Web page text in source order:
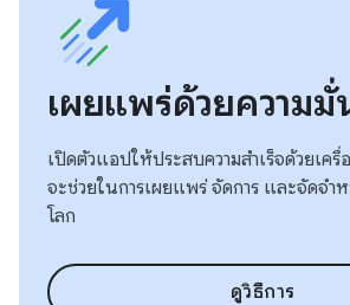
เผยแพร่ด้วยความมั่
เปิดตัวแอปให้ประสบความสำเร็จด้วยเค
จะช่วยในการเผยแพร่ จัดการ และจัดจำ
โลก
ดูวิธีการ